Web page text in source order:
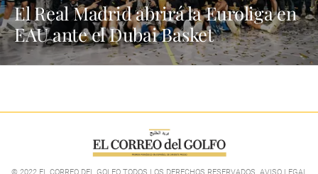
El Real Madrid abrirá la Euroliga en
EAU ante el Dubai Basket